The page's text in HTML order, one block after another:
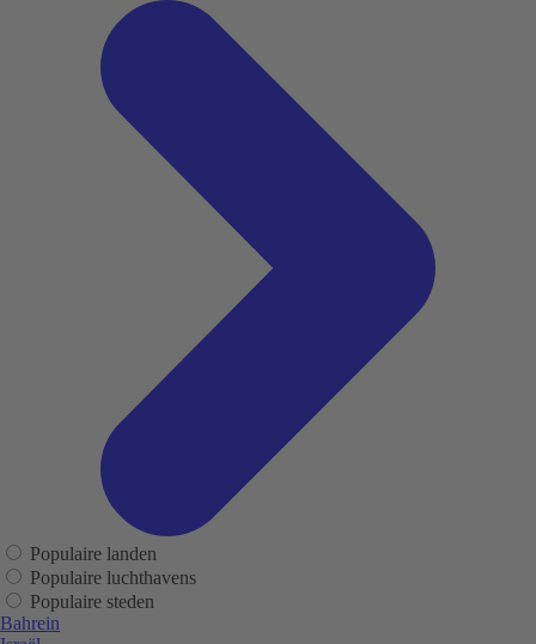
Populaire landen
Populaire luchthavens
Populaire steden
Bahrein